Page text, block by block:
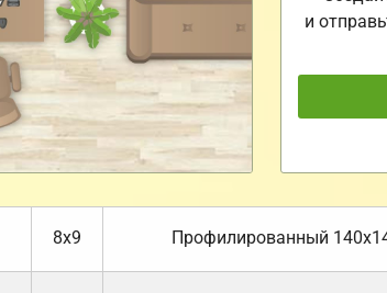
и
8х9 Профилированный